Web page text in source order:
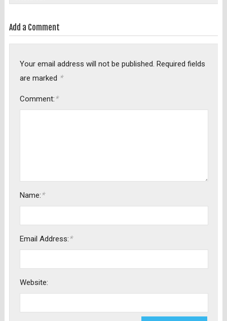
Add a Comment
Your email address will not be published. Required fields
are marked *
Comment:*
Name:*
Email Address:*
Website: